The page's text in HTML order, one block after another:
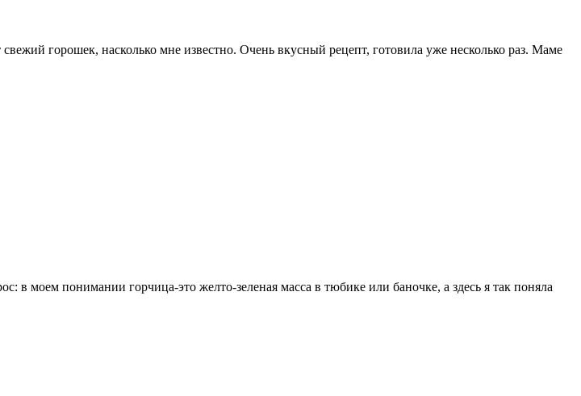
горошек, насколько мне известно. Очень вкусный рецепт, готовила уже несколько раз. Маме
в моем понимании горчица-это желто-зеленая масса в тюбике или баночке, а здесь я так поняла